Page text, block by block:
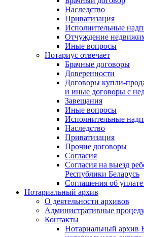
Наследство
Приватизация
Исполнительные
Отчуждение
Иные вопросы
Нотариус отвечает
Брачные договоры
Доверенности
Договоры купли-
и иные договоры с
Завещания
Иные вопросы
Исполнительные
Наследство
Приватизация
Прочие договоры
Согласия
Согласия на выезд
Республики Беларусь
Соглашения об
Нотариальный архив
О деятельности архивов
Административные
Контакты
Нотариальный архив